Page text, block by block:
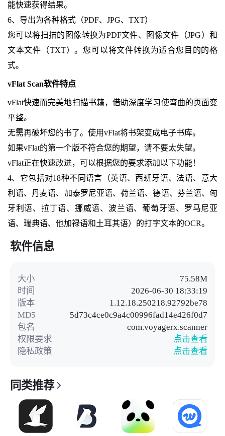
能快速获得结果。
6、导出为各种格式（PDF、JPG、TXT）
您可以将扫描的图像转换为PDF文件、图像文件（JPG）和
文本文件（TXT）。您可以将文件转换为适合您目的的格
式。
vFlat Scan软件特点
vFlat快速而完美地扫描书籍，借助深度学习使弯曲的页面变
平整。
无需再破坏您的书了。使用vFlat将书架变成电子书库。
如果vFlat的第一个版不符合您的期望，请不要太失望。
vFlat正在快速改进，可以根据您的要求添加以下功能！
4、它包括对18种不同语言（英语、西班牙语、法语、意大
利语、丹麦语、加泰罗尼亚语、荷兰语、德语、芬兰语、匈
牙利语、拉丁语、挪威语、波兰语、葡萄牙语、罗马尼亚
语、瑞典语、他加禄语和土耳其语）的打字文本的OCR。
软件信息
大小
75.58M
时间
2026-06-30 18:33:19
版本
1.12.18.250218.92792be78
MD5
5d73c4ce0c9a4c00996fad14e426f0d7
包名
com.voyagerx.scanner
权限要求
点击查看
隐私政策
点击查看
同类推荐